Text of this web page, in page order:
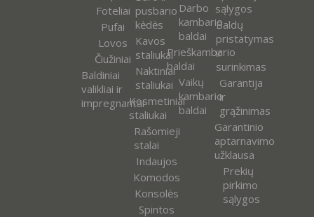
Foteliai
Pufai
Lovos
Čiužiniai
Baldiniai
valikliai ir
impregnantai
pusbario
kėdės
Kavos
staliukai
Naktiniai
staliukai
Kosmetiniai
staliukai
Rašomieji
stalai
Indaujos
Komodos
Konsolės
Spintos
Darbo
kambario
baldai
Prieškambario
baldai
Vaikų
kambario
baldai
sąlygos
Baldų
pristatymas
ir
surinkimas
Garantija
ir
grąžinimas
Garantinio
aptarnavimo
užklausa
Prekių
pirkimo
sąlygos